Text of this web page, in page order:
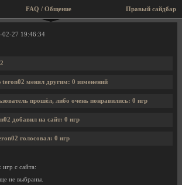
Правый сайдбар
FAQ / Общение
Профиль пользователя teron02
02-27 19:46:34
teron02 менял другим: 0 изменений
прошёл, либо очень понравились: 0 игр
добавил на сайт: 0 игр
голосовал: 0 игр
с сайта:
не выбраны.